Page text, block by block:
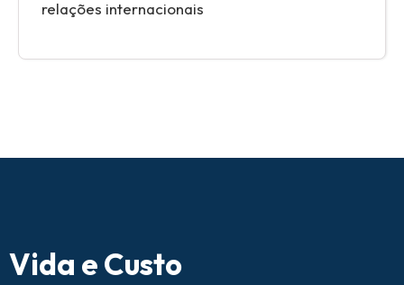
relações internacionais
Vida e Custo